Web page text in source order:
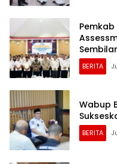
BERITA
Wabup
BERITA